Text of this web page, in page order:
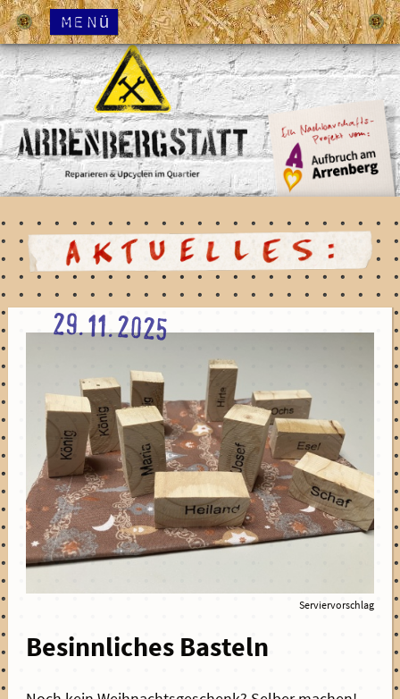
Menü
29.11.2025
Serviervorschlag
Besinnliches Basteln